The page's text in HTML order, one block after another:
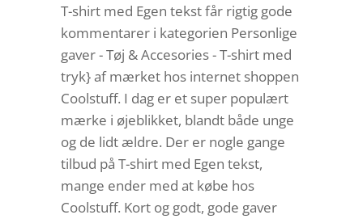
T-shirt med Egen tekst får rigtig gode
kommentarer i kategorien Personlige
gaver - Tøj & Accesories - T-shirt med
tryk} af mærket hos internet shoppen
Coolstuff. I dag er et super populært
mærke i øjeblikket, blandt både unge
og de lidt ældre. Der er nogle gange
tilbud på T-shirt med Egen tekst,
mange ender med at købe hos
Coolstuff. Kort og godt, gode gaver